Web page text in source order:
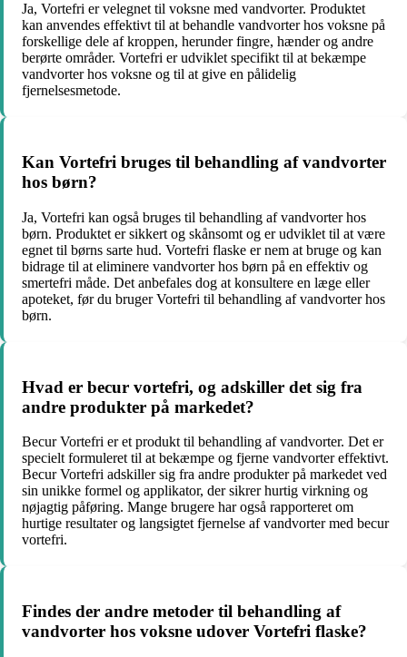
Ja, Vortefri er velegnet til voksne med vandvorter. Produktet
kan anvendes effektivt til at behandle vandvorter hos voksne på
forskellige dele af kroppen, herunder fingre, hænder og andre
berørte områder. Vortefri er udviklet specifikt til at bekæmpe
vandvorter hos voksne og til at give en pålidelig
fjernelsesmetode.
Kan Vortefri bruges til behandling af vandvorter
hos børn?
Ja, Vortefri kan også bruges til behandling af vandvorter hos
børn. Produktet er sikkert og skånsomt og er udviklet til at være
egnet til børns sarte hud. Vortefri flaske er nem at bruge og kan
bidrage til at eliminere vandvorter hos børn på en effektiv og
smertefri måde. Det anbefales dog at konsultere en læge eller
apoteket, før du bruger Vortefri til behandling af vandvorter hos
børn.
Hvad er becur vortefri, og adskiller det sig fra
andre produkter på markedet?
Becur Vortefri er et produkt til behandling af vandvorter. Det er
specielt formuleret til at bekæmpe og fjerne vandvorter effektivt.
Becur Vortefri adskiller sig fra andre produkter på markedet ved
sin unikke formel og applikator, der sikrer hurtig virkning og
nøjagtig påføring. Mange brugere har også rapporteret om
hurtige resultater og langsigtet fjernelse af vandvorter med becur
vortefri.
Findes der andre metoder til behandling af
vandvorter hos voksne udover Vortefri flaske?